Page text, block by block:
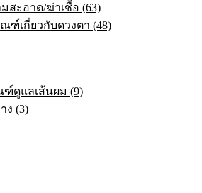
ะอาด/ฆ่าเชื้อ (63)
ณฑ์เกี่ยวกับดวงตา (48)
ฑ์ดูแลเส้นผม (9)
ง (3)